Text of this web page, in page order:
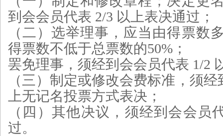
到会会员代表 2/3 以上表决通过；
（二）选举理事，应当由得票数
得票数不低于总票数的50%；
罢免理事，须经到会会员代表 1/2
（三）制定或修改会费标准，须
上无记名投票方式表决；
（四）其他决议，须经到会会员
过。